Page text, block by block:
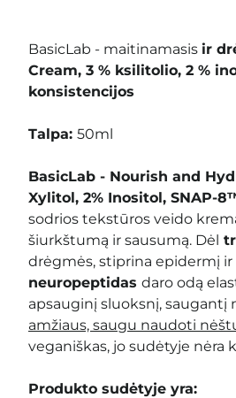
BasicLab - maitinamasis ir
Cream, 3 % ksilitolio, 2 %
konsistencijos
Talpa: 50ml
BasicLab - Nourish and
Xylitol, 2% Inositol, SNAP-
sodrios tekstūros veido
šiurkštumą ir sausumą. Dėl
drėgmės, stiprina epidermį
neuropeptidas daro odą
apsauginį sluoksnį, saugantį
amžiaus, saugu naudoti
veganiškas, jo sudėtyje nėra
Produkto sudėtyje yra: